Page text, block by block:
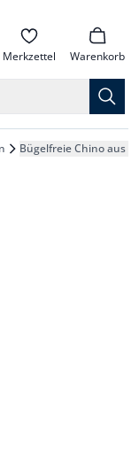
Merkzettel Warenkorb
Bügelfreie Chino aus